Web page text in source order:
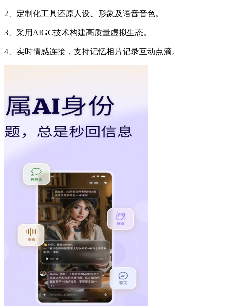
2、定制化工具还原人设、形象及语音音色。
3、采用AIGC技术构建高质量虚拟生态。
4、实时情感连接，支持记忆相片记录互动点滴。